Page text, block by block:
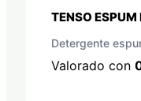
TENSO
Detergente
Valorado con